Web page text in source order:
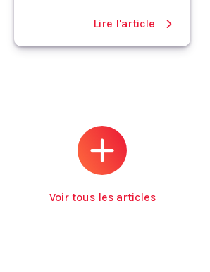
Lire l'article
Voir tous les articles